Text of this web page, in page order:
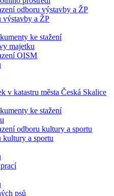
odboru výstavby a ŽP
výstavby a ŽP
ke stažení
majetku
OISM
v katastru města Česká Skalice
ke stažení
odboru kultury a sportu
kultury a sportu
psů